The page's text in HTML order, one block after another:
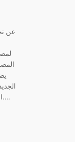
المنتشرة على الشبكة الاجتماعية الأكثر استخدامًا عالميًا.…